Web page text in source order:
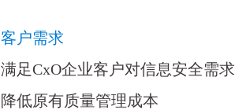
客户需求
满足CxO企业客户对信息安全需求
降低原有质量管理成本